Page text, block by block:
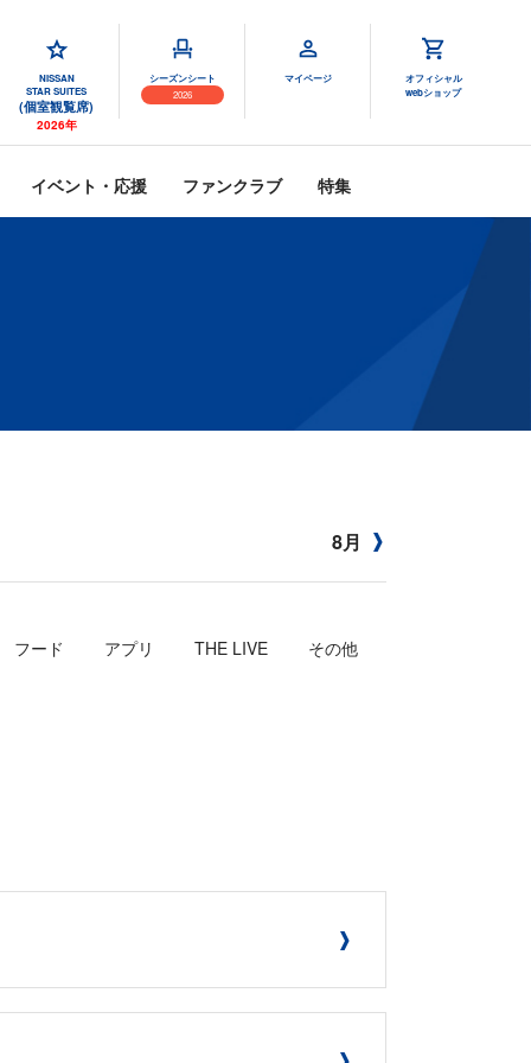
NISSAN
STAR SUITES
(個室観覧席)
2026年
シーズンシート
2026
マイページ
オフィシャル
webショップ
イベント・応援 ファンクラブ 特集
8月
フード アプリ THE LIVE その他